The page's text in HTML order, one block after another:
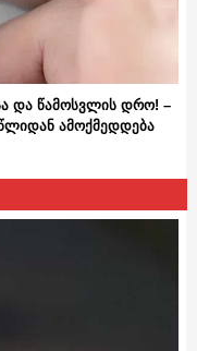
და წამოსვლის დრო! –
ამოქმედდება